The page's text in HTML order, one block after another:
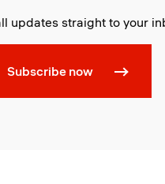
updates straight to your
Subscribe now